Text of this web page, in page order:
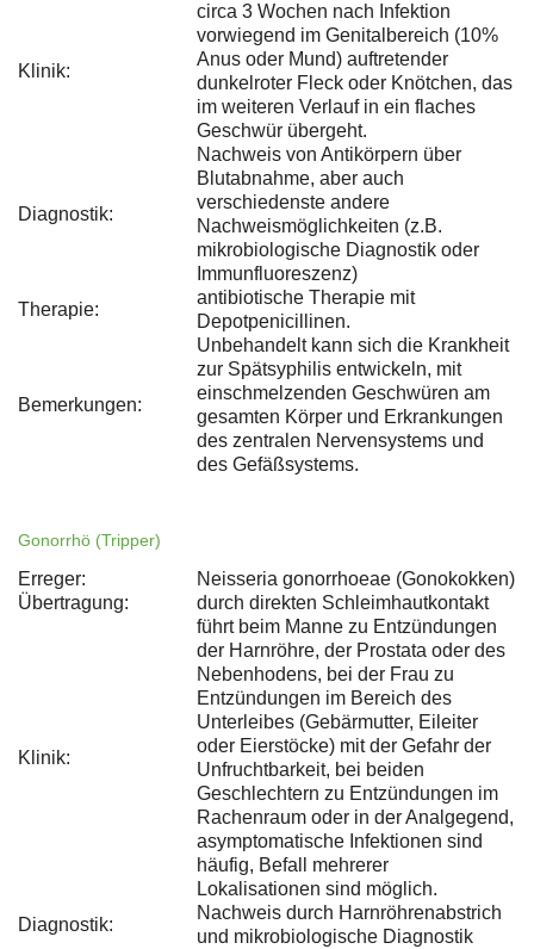
Klinik:
circa 3 Wochen nach Infektion
vorwiegend im Genitalbereich (10%
Anus oder Mund) auftretender
dunkelroter Fleck oder Knötchen, das
im weiteren Verlauf in ein flaches
Geschwür übergeht.
Diagnostik:
Nachweis von Antikörpern über
Blutabnahme, aber auch
verschiedenste andere
Nachweismöglichkeiten (z.B.
mikrobiologische Diagnostik oder
Immunfluoreszenz)
Therapie:
antibiotische Therapie mit
Depotpenicillinen.
Bemerkungen:
Unbehandelt kann sich die Krankheit
zur Spätsyphilis entwickeln, mit
einschmelzenden Geschwüren am
gesamten Körper und Erkrankungen
des zentralen Nervensystems und
des Gefäßsystems.
Gonorrhö (Tripper)
Erreger:
Neisseria gonorrhoeae (Gonokokken)
Übertragung:
durch direkten Schleimhautkontakt
Klinik:
führt beim Manne zu Entzündungen
der Harnröhre, der Prostata oder des
Nebenhodens, bei der Frau zu
Entzündungen im Bereich des
Unterleibes (Gebärmutter, Eileiter
oder Eierstöcke) mit der Gefahr der
Unfruchtbarkeit, bei beiden
Geschlechtern zu Entzündungen im
Rachenraum oder in der Analgegend,
asymptomatische Infektionen sind
häufig, Befall mehrerer
Lokalisationen sind möglich.
Diagnostik:
Nachweis durch Harnröhrenabstrich
und mikrobiologische Diagnostik